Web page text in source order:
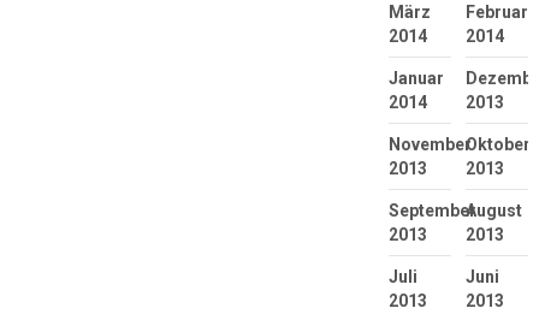
März
2014
Februar
2014
Januar
2014
2013
November
2013
Oktober
2013
September
2013
August
2013
Juli
2013
Juni
2013